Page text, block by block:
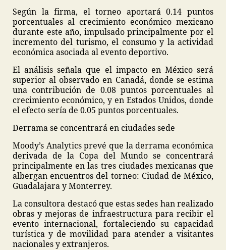
Según la firma, el torneo aportará 0.14 puntos
porcentuales al crecimiento económico mexicano
durante este año, impulsado principalmente por el
incremento del turismo, el consumo y la actividad
económica asociada al evento deportivo.
El análisis señala que el impacto en México será
superior al observado en Canadá, donde se estima
una contribución de 0.08 puntos porcentuales al
crecimiento económico, y en Estados Unidos, donde
el efecto sería de 0.05 puntos porcentuales.
Derrama se concentrará en ciudades sede
Moody’s Analytics prevé que la derrama económica
derivada de la Copa del Mundo se concentrará
principalmente en las tres ciudades mexicanas que
albergan encuentros del torneo: Ciudad de México,
Guadalajara y Monterrey.
La consultora destacó que estas sedes han realizado
obras y mejoras de infraestructura para recibir el
evento internacional, fortaleciendo su capacidad
turística y de movilidad para atender a visitantes
nacionales y extranjeros.